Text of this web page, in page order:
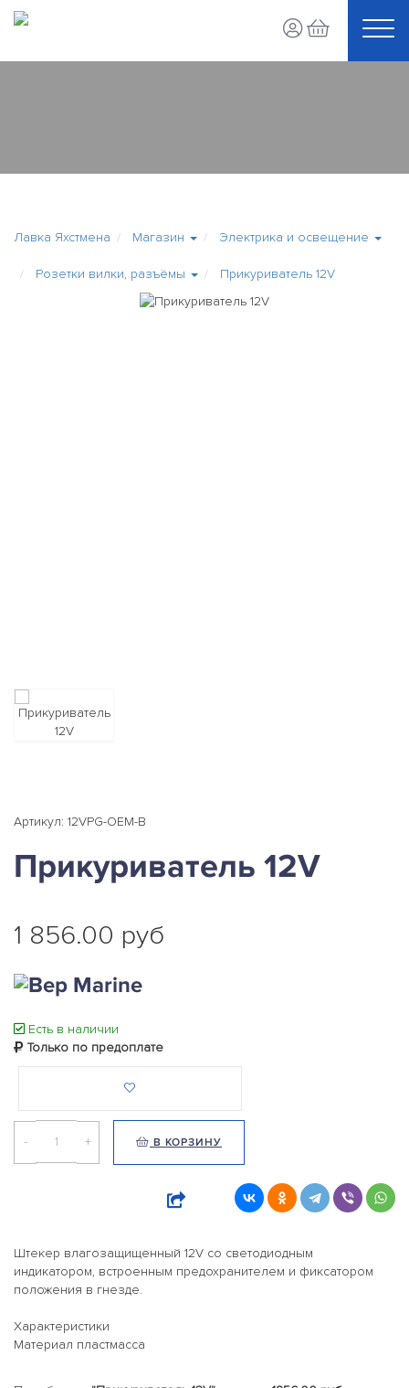
Лавка Яхстмена Магазин Электрика и освещение
Розетки вилки, разъёмы Прикуриватель 12V
Артикул: 12VPG-OEM-B
Прикуриватель 12V
1 856.00 руб
Есть в наличии
Только по предоплате
- + В КОРЗИНУ
Штекер влагозащищенный 12V со светодиодным
индикатором, встроенным предохранителем и фиксатором
положения в гнезде.
Характеристики
Материал пластмасса